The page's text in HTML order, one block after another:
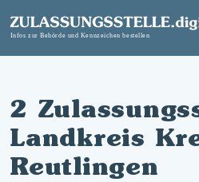
2
Landkreis
Reutlingen